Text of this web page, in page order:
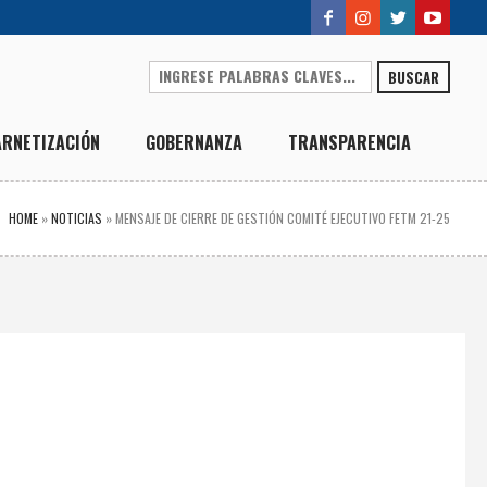
BUSCAR
GOBERNANZA TRANSPARENCIA
HOME »NOTICIAS »MENSAJE DE CIERRE DE GESTIÓN COMITÉ EJECUTIVO FETM 21-25